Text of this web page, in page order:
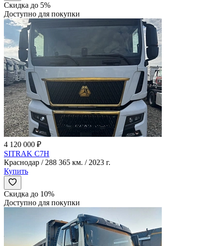
Скидка до 5%
Доступно для покупки
4 120 000 ₽
SITRAK C7H
Краснодар / 288 365 км. / 2023 г.
Купить
Скидка до 10%
Доступно для покупки